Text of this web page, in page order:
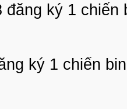
đăng ký 1 chiến
ký 1 chiến